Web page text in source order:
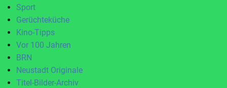
Sport
Gerüchteküche
Kino-Tipps
Vor 100 Jahren
BRN
Neustadt Originale
Titel-Bilder-Archiv